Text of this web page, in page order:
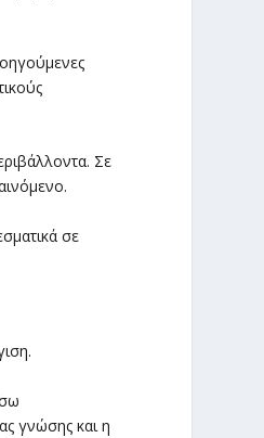
Σε
σε
γνώσης και η